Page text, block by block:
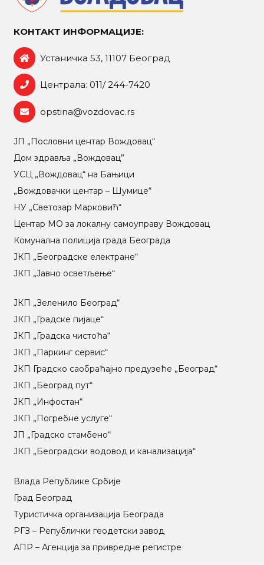
КОНТАКТ ИНФОРМАЦИЈЕ:
Устаничка 53, 11107 Београд
Централа: 011/ 244-7420
opstina@vozdovac.rs
ЈП „Пословни центар Вождовац“
Дом здравља „Вождовац”
УСЦ „Вождовац“ на Бањици
„Вождовачки центар – Шумице“
НУ „Светозар Марковић“
Центар МO за локалну самоуправу Вождовац
Комунална полиција града Београда
ЈКП „Београдске електране“
ЈКП „Јавно осветљење“
ЈКП „Зеленило Београд“
ЈКП „Градске пијаце“
ЈКП „Градска чистоћа“
ЈКП „Паркинг сервис“
ЈКП Градско саобраћајно предузеће „Београд“
ЈКП „Београд пут“
ЈКП „Инфостан“
ЈКП „Погребне услуге“
ЈП „Градско стамбено“
ЈКП „Београдски водовод и канализација“
Влада Републике Србије
Град Београд
Туристичка организација Београда
РГЗ – Републички геодетски завод
АПР – Агенција за привредне регистре